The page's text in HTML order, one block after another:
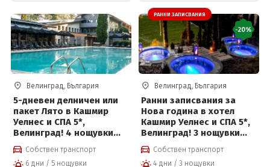
Велинград, България
5-дневен делничен или
пакет Лято в Кашмир
Уелнес и СПА 5*,
Велинград! 4 нощувки
със закуски, премиум
вечери и ползване на
Собствен транспорт
6 дни / 5 нощувки
РАННИ ЗАПИСВАНИЯ
-20%
Велинград, България
Ранни записвания за
Нова година в хотел
Кашмир Уелнес и СПА 5*,
Велинград! 3 нощувки
със закуски, премиум
вечери, празнична
Собствен транспорт
4 дни / 3 нощувки